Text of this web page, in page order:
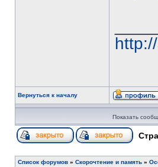
Вернуться к началу
Показать
Список форумов » Скорочтение и память »